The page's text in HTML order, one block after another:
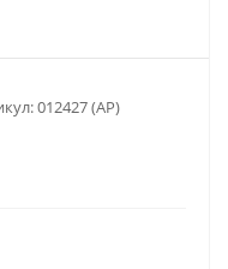
012427 (AP)